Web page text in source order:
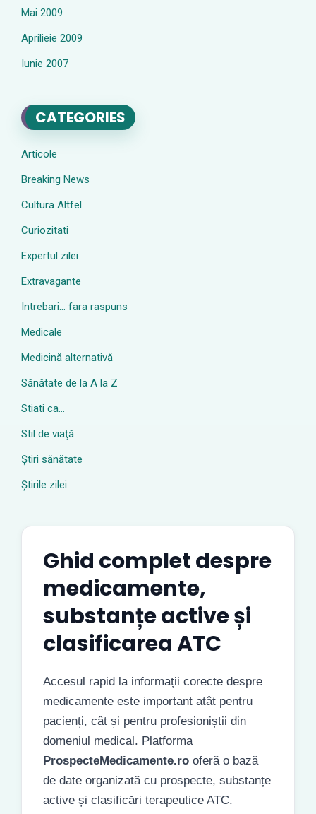
Mai 2009
Aprilieie 2009
Iunie 2007
CATEGORIES
Articole
Breaking News
Cultura Altfel
Curiozitati
Expertul zilei
Extravagante
Intrebari… fara raspuns
Medicale
Medicină alternativă
Sănătate de la A la Z
Stiati ca…
Stil de viaţă
Ştiri sănătate
Știrile zilei
Ghid complet despre
medicamente,
substanțe active și
clasificarea ATC
Accesul rapid la informații corecte despre
medicamente este important atât pentru
pacienți, cât și pentru profesioniștii din
domeniul medical. Platforma
ProspecteMedicamente.ro oferă o bază
de date organizată cu prospecte, substanțe
active și clasificări terapeutice ATC.